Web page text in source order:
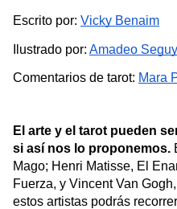
Escrito por: Vicky Benaim
Ilustrado por: Amadeo Seguy
Comentarios de tarot: Mara
El arte y el tarot pueden
si así nos lo proponemos.
Mago; Henri Matisse, El
Fuerza, y Vincent Van
estos artistas podrás